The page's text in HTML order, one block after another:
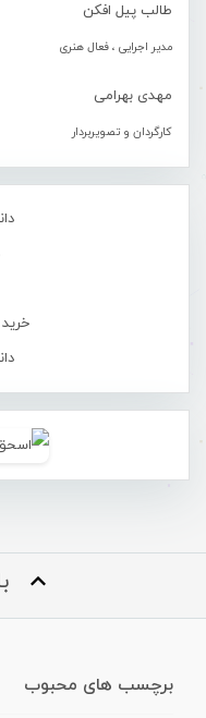
طالب پیل افکن
مدیر اجرایی ، فعال هنری
مهدی بهرامی
کارگردان و تصویربردار
برچسب های محبوب